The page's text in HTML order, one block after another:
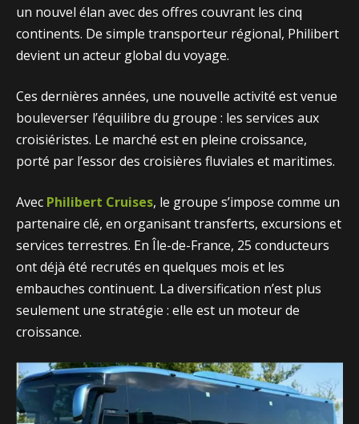
un nouvel élan avec des offres couvrant les cinq
continents. De simple transporteur régional, Philibert
devient un acteur global du voyage.
Ces dernières années, une nouvelle activité est venue
bouleverser l’équilibre du groupe : les services aux
croisiéristes. Le marché est en pleine croissance,
porté par l’essor des croisières fluviales et maritimes.
Avec Philibert Cruises, le groupe s’impose comme un
partenaire clé, en organisant transferts, excursions et
services terrestres. En Île-de-France, 25 conducteurs
ont déjà été recrutés en quelques mois et les
embauches continuent. La diversification n’est plus
seulement une stratégie : elle est un moteur de
croissance.